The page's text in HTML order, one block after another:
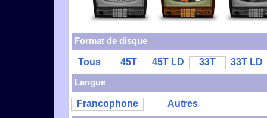
Format de disque
Tous 45T 45T LD 33T
33T LD
Langue
Francophone
Autres